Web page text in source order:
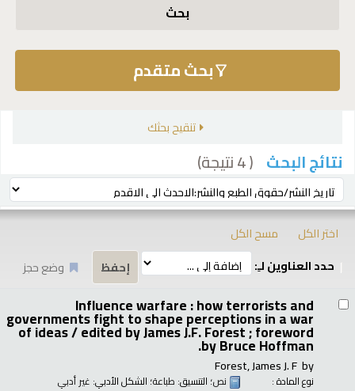
بحث
بحث متقدم
تنقيح بحثك
نتائج البحث ( 4 نتيجة)
ترتيب بواسطة:
اختر الكل
مسح الكل
حدد العناوين لـِ:
وضع حجز
Influence warfare : how terrorists and
governments fight to shape perceptions in a war
of ideas /edited by James J.F. Forest ; foreword
by Bruce Hoffman.
by
Forest, James J. F
نوع المادة : نص؛ التنسيق: طباعة؛ الشكل الأدبي: غير أدبي